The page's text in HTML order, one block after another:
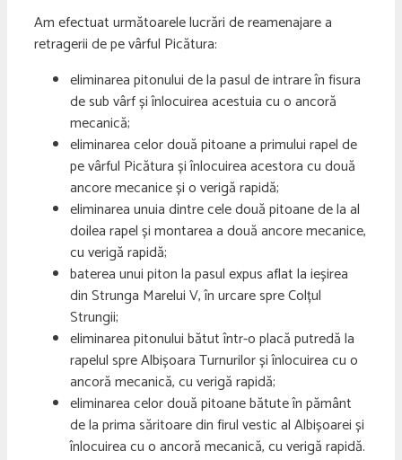
Am efectuat următoarele lucrări de reamenajare a
retragerii de pe vârful Picătura:
eliminarea pitonului de la pasul de intrare în fisura
de sub vârf și înlocuirea acestuia cu o ancoră
mecanică;
eliminarea celor două pitoane a primului rapel de
pe vârful Picătura și înlocuirea acestora cu două
ancore mecanice și o verigă rapidă;
eliminarea unuia dintre cele două pitoane de la al
doilea rapel și montarea a două ancore mecanice,
cu verigă rapidă;
baterea unui piton la pasul expus aflat la ieșirea
din Strunga Marelui V, în urcare spre Colțul
Strungii;
eliminarea pitonului bătut într-o placă putredă la
rapelul spre Albișoara Turnurilor și înlocuirea cu o
ancoră mecanică, cu verigă rapidă;
eliminarea celor două pitoane bătute în pământ
de la prima săritoare din firul vestic al Albișoarei și
înlocuirea cu o ancoră mecanică, cu verigă rapidă.